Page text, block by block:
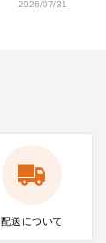
2026/07/31
配送について